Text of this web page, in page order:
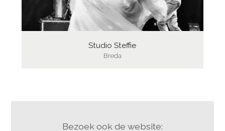
Studio Steffie
Breda
Bezoek ook de website: